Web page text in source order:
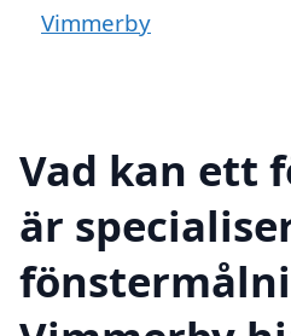
Vimmerby
Vad kan ett
är